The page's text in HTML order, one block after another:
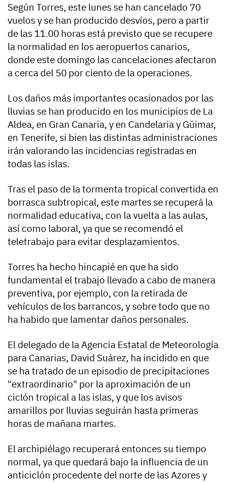
Según Torres, este lunes se han cancelado 70
vuelos y se han producido desvíos, pero a partir
de las 11.00 horas está previsto que se recupere
la normalidad en los aeropuertos canarios,
donde este domingo las cancelaciones afectaron
a cerca del 50 por ciento de la operaciones.
Los daños más importantes ocasionados por las
lluvias se han producido en los municipios de La
Aldea, en Gran Canaria, y en Candelaria y Güimar,
en Tenerife, si bien las distintas administraciones
irán valorando las incidencias registradas en
todas las islas.
Tras el paso de la tormenta tropical convertida en
borrasca subtropical, este martes se recuperá la
normalidad educativa, con la vuelta a las aulas,
así como laboral, ya que se recomendó el
teletrabajo para evitar desplazamientos.
Torres ha hecho hincapié en que ha sido
fundamental el trabajo llevado a cabo de manera
preventiva, por ejemplo, con la retirada de
vehículos de los barrancos, y sobre todo que no
ha habido que lamentar daños personales.
El delegado de la Agencia Estatal de Meteorología
para Canarias, David Suárez, ha incidido en que
se ha tratado de un episodio de precipitaciones
"extraordinario" por la aproximación de un
ciclón tropical a las islas, y que los avisos
amarillos por lluvias seguirán hasta primeras
horas de mañana martes.
El archipiélago recuperará entonces su tiempo
normal, ya que quedará bajo la influencia de un
anticiclón procedente del norte de las Azores y